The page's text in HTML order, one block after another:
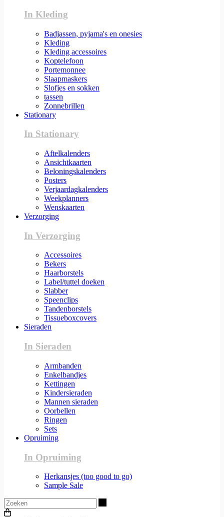
In Kleding
Badjassen, pyjama's en onesies
Kleding
Kleding accessoires
Koptelefoon
Portemonnee
Slaapmaskers
Slofjes en sokken
tassen
Zonnebrillen
Stationary
In Stationary
Aftelkalenders
Ansichtkaarten
Beloningskalenders
Posters
Verjaardagkalenders
Weekplanners
Wenskaarten
Verzorging
In Verzorging
Accessoires
Bekers
Haarborstels
Label/tuttel doeken
Slabber
Speenclips
Tandenborstels
Tissueboxcovers
Sieraden
In Sieraden
Armbanden
Enkelbandjes
Kettingen
Kindersieraden
Mannen sieraden
Oorbellen
Ringen
Sets
Opruiming
In Opruiming
Herkansjes (too good to go)
Sample Sale